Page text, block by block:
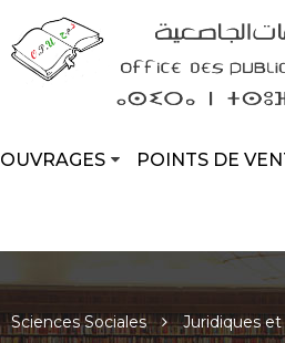
OUVRAGES POINTS DE
Sciences Sociales Juridiques